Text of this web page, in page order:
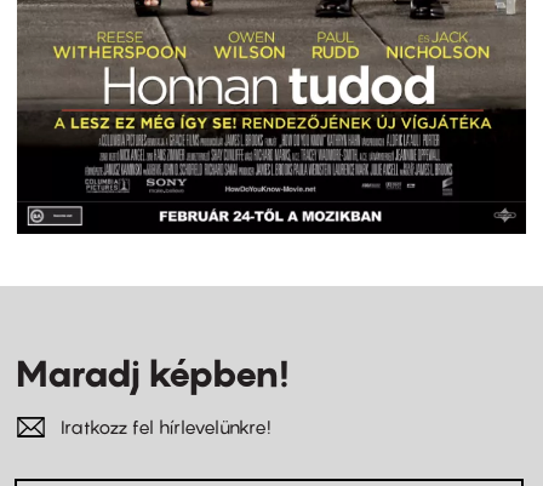
Maradj képben!
Iratkozz fel hírlevelünkre!